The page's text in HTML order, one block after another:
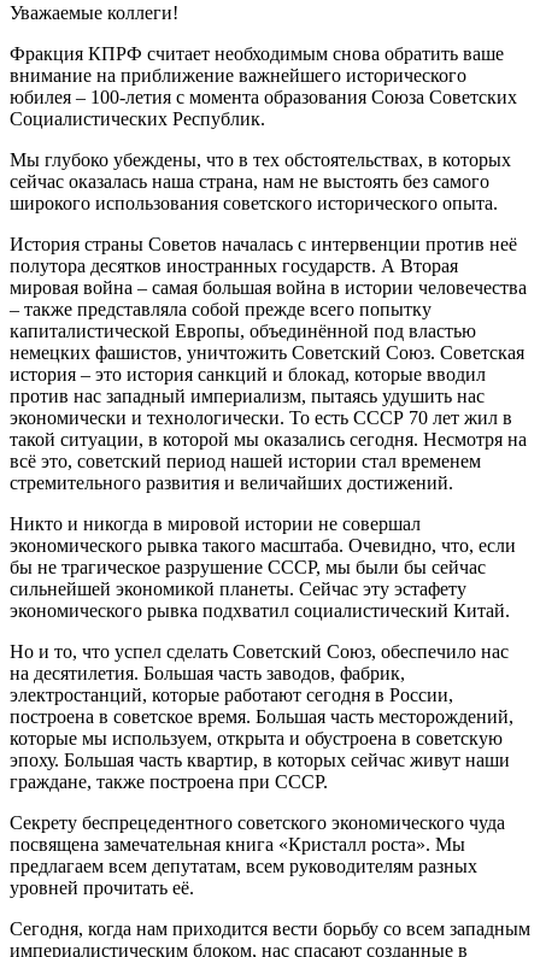
Уважаемые коллеги!
Фракция КПРФ считает необходимым снова обратить ваше
внимание на приближение важнейшего исторического
юбилея – 100-летия с момента образования Союза Советских
Социалистических Республик.
Мы глубоко убеждены, что в тех обстоятельствах, в которых
сейчас оказалась наша страна, нам не выстоять без самого
широкого использования советского исторического опыта.
История страны Советов началась с интервенции против неё
полутора десятков иностранных государств. А Вторая
мировая война – самая большая война в истории человечества
– также представляла собой прежде всего попытку
капиталистической Европы, объединённой под властью
немецких фашистов, уничтожить Советский Союз. Советская
история – это история санкций и блокад, которые вводил
против нас западный империализм, пытаясь удушить нас
экономически и технологически. То есть СССР 70 лет жил в
такой ситуации, в которой мы оказались сегодня. Несмотря на
всё это, советский период нашей истории стал временем
стремительного развития и величайших достижений.
Никто и никогда в мировой истории не совершал
экономического рывка такого масштаба. Очевидно, что, если
бы не трагическое разрушение СССР, мы были бы сейчас
сильнейшей экономикой планеты. Сейчас эту эстафету
экономического рывка подхватил социалистический Китай.
Но и то, что успел сделать Советский Союз, обеспечило нас
на десятилетия. Большая часть заводов, фабрик,
электростанций, которые работают сегодня в России,
построена в советское время. Большая часть месторождений,
которые мы используем, открыта и обустроена в советскую
эпоху. Большая часть квартир, в которых сейчас живут наши
граждане, также построена при СССР.
Секрету беспрецедентного советского экономического чуда
посвящена замечательная книга «Кристалл роста». Мы
предлагаем всем депутатам, всем руководителям разных
уровней прочитать её.
Сегодня, когда нам приходится вести борьбу со всем западным
империалистическим блоком, нас спасают созданные в